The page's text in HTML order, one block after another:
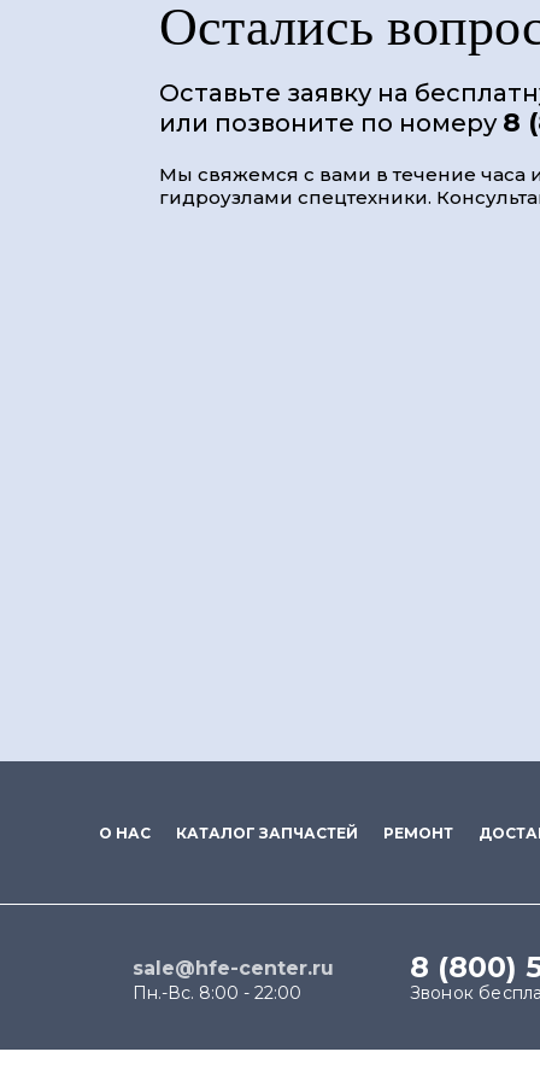
Остались
Оставьте заявку на
или позвоните по номеру 8
Мы свяжемся с вами в течение часа
гидроузлами спецтехники.
О НАС КАТАЛОГ ЗАПЧАСТЕЙ РЕМОНТ
sale@hfe-center.ru
Пн.-Вс. 8:00 - 22:00
8 (800)
Звонок